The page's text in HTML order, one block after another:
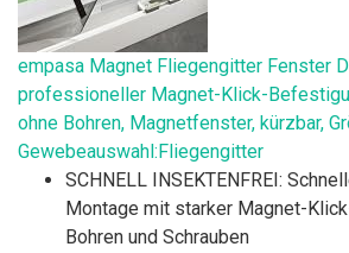
empasa Magnet Fliegengitter Fenster
professioneller Magnet-Klick-
ohne Bohren, Magnetfenster, kürzbar,
Gewebeauswahl:Fliegengitter
SCHNELL INSEKTENFREI:
Montage mit starker Magnet-
Bohren und Schrauben